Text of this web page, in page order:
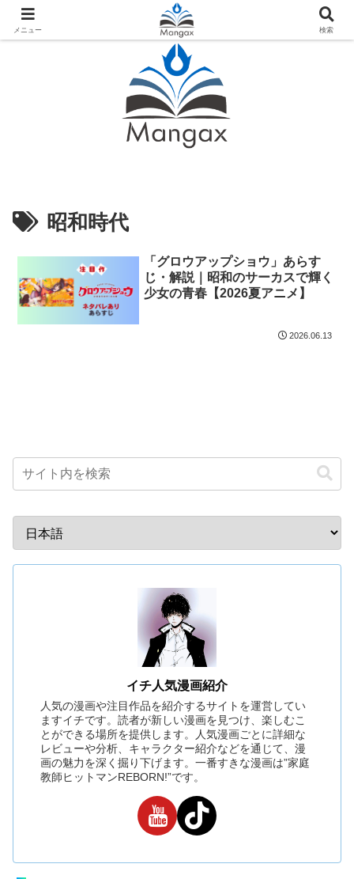
人気おすすめ漫画紹介ならMangax（マンガックス）
昭和時代
「グロウアップショウ」あらす
じ・解説｜昭和のサーカスで輝く
少女の青春【2026夏アニメ】
2026.06.13
イチ人気漫画紹介
人気の漫画や注目作品を紹介するサイトを運営してい
ますイチです。読者が新しい漫画を見つけ、楽しむこ
とができる場所を提供します。人気漫画ごとに詳細な
レビューや分析、キャラクター紹介などを通じて、漫
画の魅力を深く掘り下げます。一番すきな漫画は”家庭
教師ヒットマンREBORN!”です。
メニュー 検索